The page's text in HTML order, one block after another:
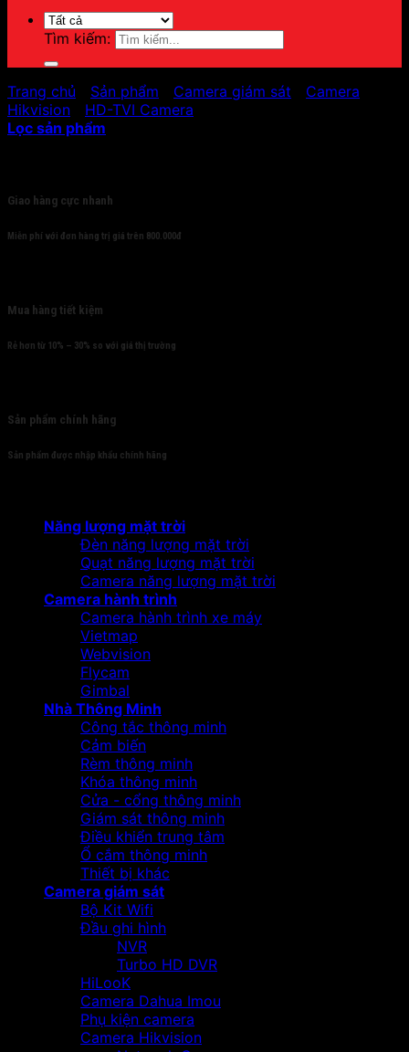
Tìm kiếm:
Trang chủ Sản phẩm Camera giám sát
Camera
Hikvision
HD-TVI Camera
Lọc sản phẩm
Giao hàng cực nhanh
Miễn phí với đơn hàng trị giá trên 800.000đ
Mua hàng tiết kiệm
Rẻ hơn từ 10% – 30% so với giá thị trường
Sản phẩm chính hãng
Sản phẩm được nhập khẩu chính hãng
Năng lượng mặt trời
Đèn năng lượng mặt trời
Quạt năng lượng mặt trời
Camera năng lượng mặt trời
Camera hành trình
Camera hành trình xe máy
Vietmap
Webvision
Flycam
Gimbal
Nhà Thông Minh
Công tắc thông minh
Cảm biến
Rèm thông minh
Khóa thông minh
Cửa - cổng thông minh
Giám sát thông minh
Điều khiển trung tâm
Ổ cắm thông minh
Thiết bị khác
Camera giám sát
Bộ Kit Wifi
Đầu ghi hình
NVR
Turbo HD DVR
HiLooK
Camera Dahua Imou
Phụ kiện camera
Camera Hikvision